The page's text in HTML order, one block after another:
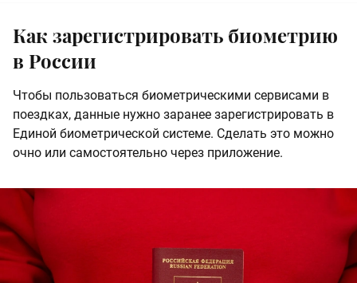
Как зарегистрировать биометрию
в России
Чтобы пользоваться биометрическими сервисами в
поездках, данные нужно заранее зарегистрировать в
Единой биометрической системе. Сделать это можно
очно или самостоятельно через приложение.